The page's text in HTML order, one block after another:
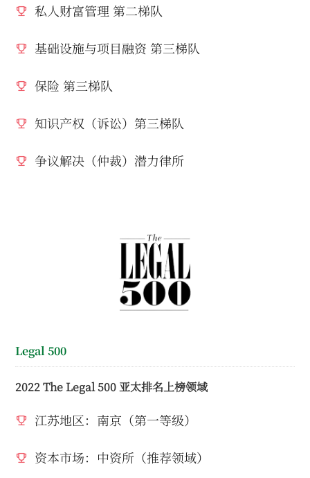
私人财富管理 第二梯队
基础设施与项目融资 第三梯队
保险 第三梯队
知识产权（诉讼）第三梯队
争议解决（仲裁）潜力律所
Legal 500
2022 The Legal 500 亚太排名上榜领域
江苏地区：南京（第一等级）
资本市场：中资所（推荐领域）